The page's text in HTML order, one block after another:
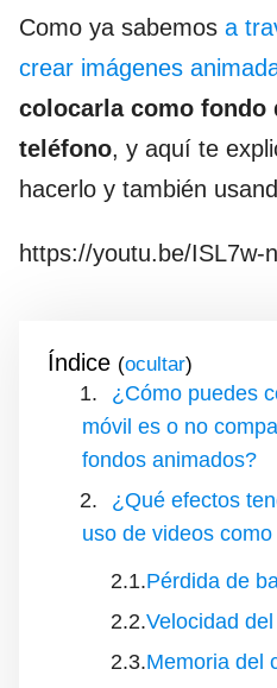
Como ya sabemos a
crear imágenes
colocarla como fondo
teléfono, y aquí te
hacerlo y también
https://youtu.be/ISL7w-
Índice ( )
¿Cómo puedes
móvil es o no
fondos animados?
¿Qué efectos
uso de videos
Pérdida de
Velocidad
Memoria del